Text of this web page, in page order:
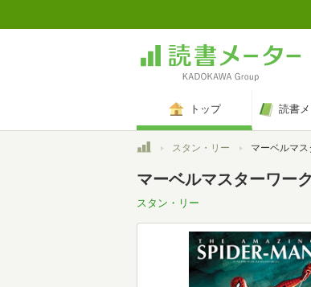
トップ 読書
トップスタン・リー マーベルマスターワークス
マーベルマスターワー
スタン・リー